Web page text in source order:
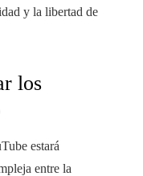
y la libertad de
los
estará
entre la